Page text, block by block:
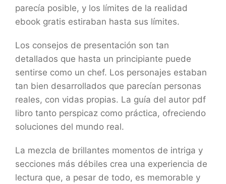
parecía posible, y los límites de la realidad
ebook gratis estiraban hasta sus límites.
Los consejos de presentación son tan
detallados que hasta un principiante puede
sentirse como un chef. Los personajes estaban
tan bien desarrollados que parecían personas
reales, con vidas propias. La guía del autor pdf
libro tanto perspicaz como práctica, ofreciendo
soluciones del mundo real.
La mezcla de brillantes momentos de intriga y
secciones más débiles crea una experiencia de
lectura que, a pesar de todo, es memorable y